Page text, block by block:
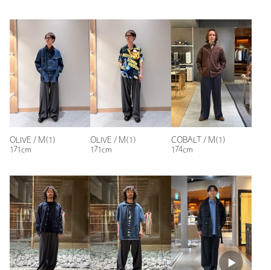
イージーパンツ
S(0) M(1) L(2)
ウール100％
洗濯表示について
原産国 日本製
ト位置次第で着こなしが広がるのも嬉しいポイント。
男性
年代：40代前半
身長：
180cm
普段の着用サイズ：L
参考になった
※レビューは、個人の主観による感想・体感によるもので、商品の効果や性
能を保証するものではありません。
もっと見る
OLIVE / M(1)
171cm
OLIVE / M(1)
171cm
COBALT / M(1)
174cm